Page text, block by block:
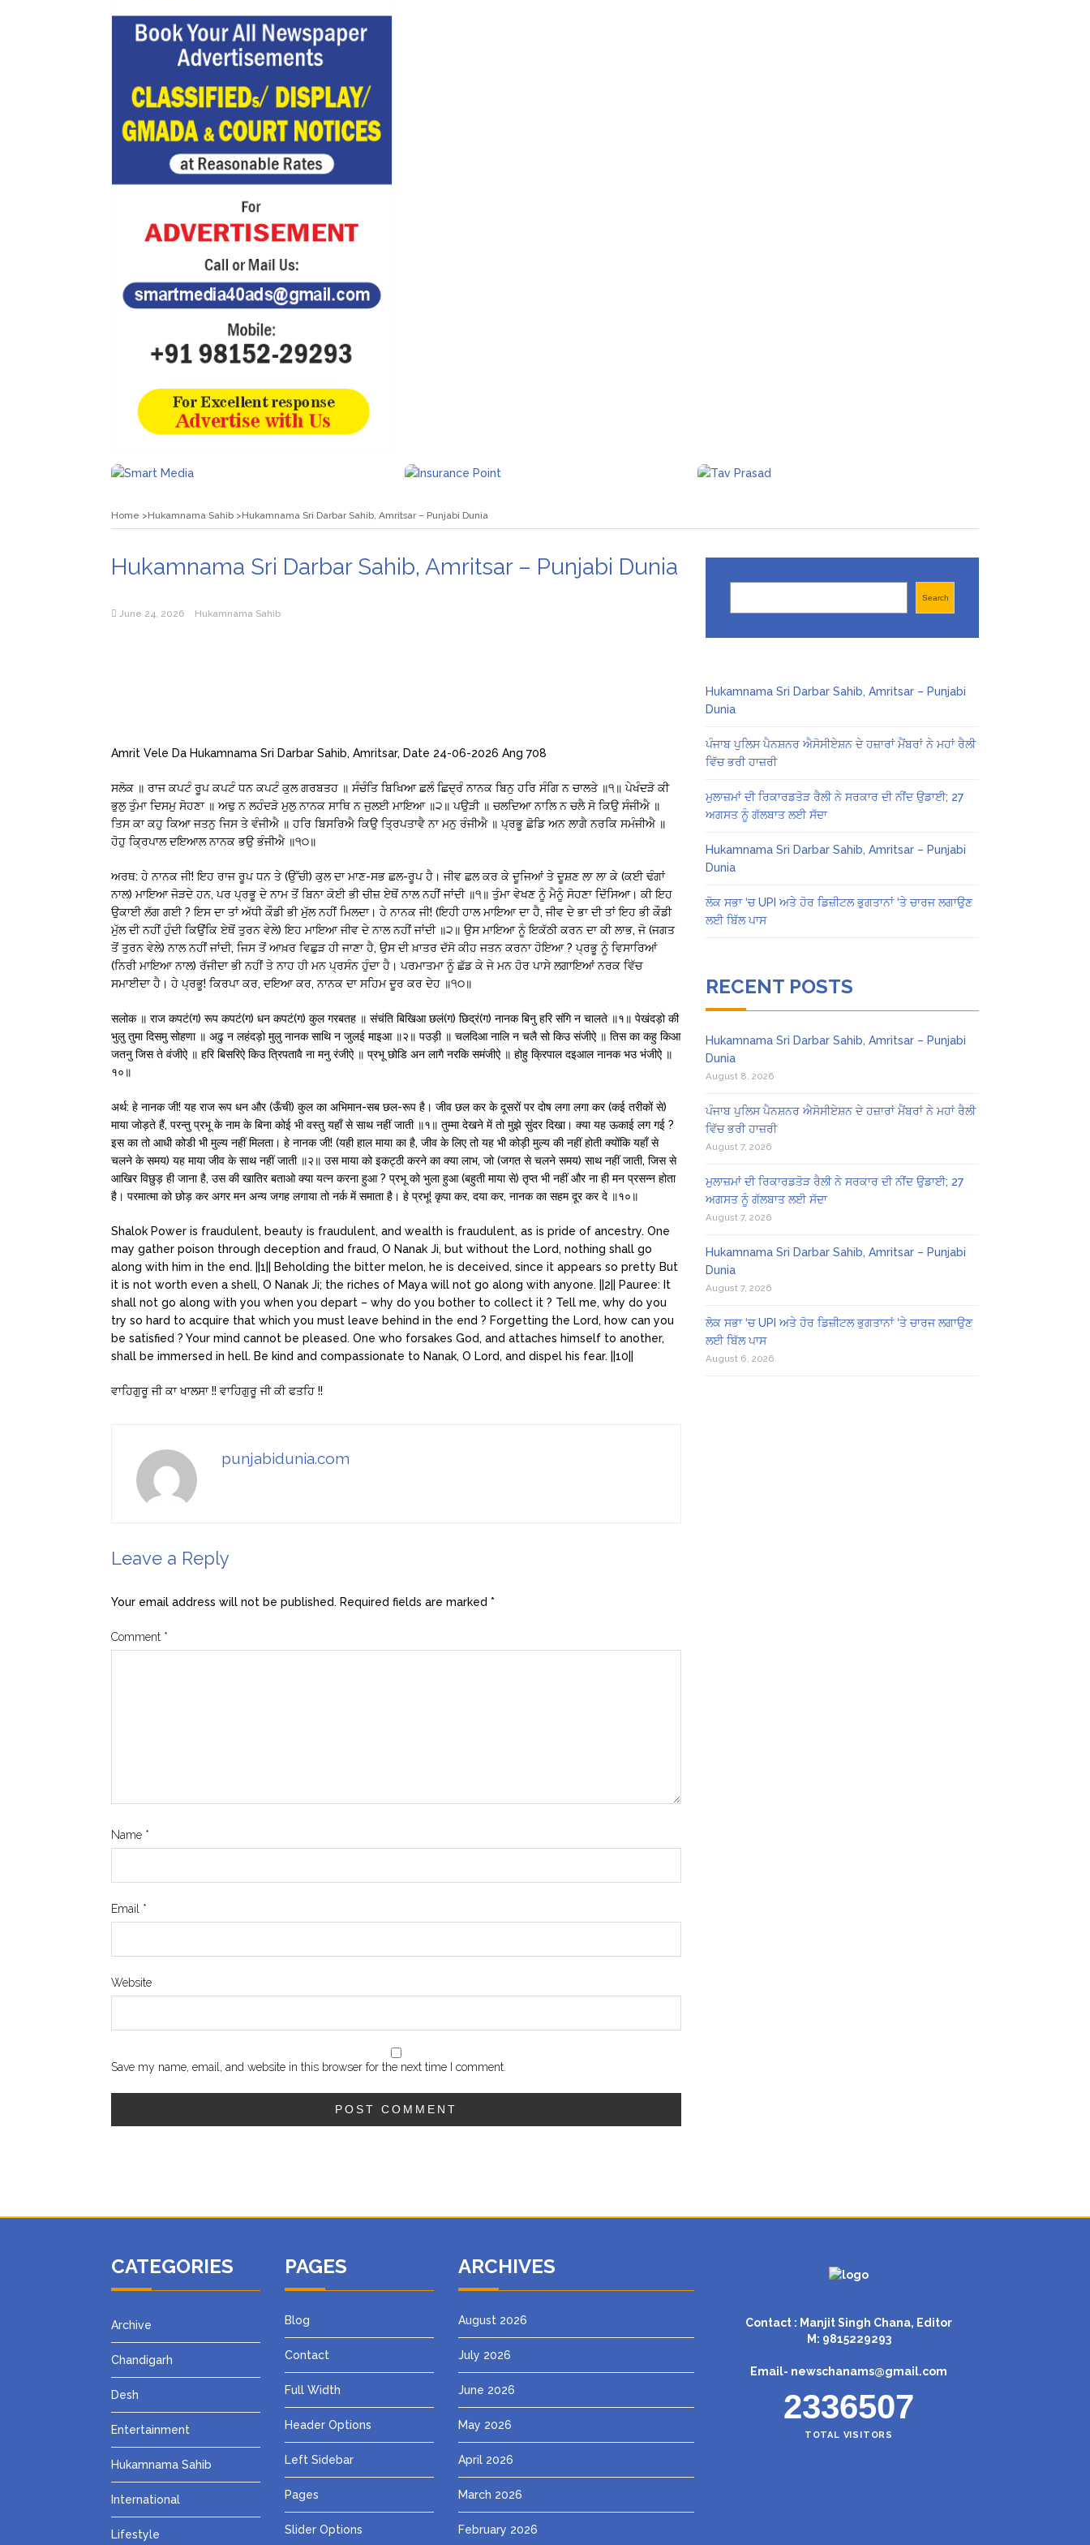
Home Hukamnama Sahib Hukamnama Sri Darbar Sahib, Amritsar – Punjabi Dunia
Hukamnama Sri Darbar Sahib, Amritsar – Punjabi Dunia
June 24, 2026 Hukamnama Sahib
Amrit Vele Da Hukamnama Sri Darbar Sahib, Amritsar, Date 24-06-2026 Ang 708
ਸਲੋਕ ॥ ਰਾਜ ਕਪਟੰ ਰੂਪ ਕਪਟੰ ਧਨ ਕਪਟੰ ਕੁਲ ਗਰਬਤਹ ॥ ਸੰਚੰਤਿ ਬਿਖਿਆ ਛਲੰ ਛਿਦ੍ਰੰ ਨਾਨਕ ਬਿਨੁ ਹਰਿ ਸੰਗਿ ਨ ਚਾਲਤੇ ॥੧॥ ਪੇਖੰਦੜੋ ਕੀ
ਭੁਲੁ ਤੁੰਮਾ ਦਿਸਮੁ ਸੋਹਣਾ ॥ ਅਢੁ ਨ ਲਹੰਦੜੋ ਮੁਲੁ ਨਾਨਕ ਸਾਥਿ ਨ ਜੁਲਈ ਮਾਇਆ ॥੨॥ ਪਉੜੀ ॥ ਚਲਦਿਆ ਨਾਲਿ ਨ ਚਲੈ ਸੋ ਕਿਉ ਸੰਜੀਐ ॥
ਤਿਸ ਕਾ ਕਹੁ ਕਿਆ ਜਤਨੁ ਜਿਸ ਤੇ ਵੰਜੀਐ ॥ ਹਰਿ ਬਿਸਰਿਐ ਕਿਉ ਤ੍ਰਿਪਤਾਵੈ ਨਾ ਮਨੁ ਰੰਜੀਐ ॥ ਪ੍ਰਭੂ ਛੋਡਿ ਅਨ ਲਾਗੈ ਨਰਕਿ ਸਮੰਜੀਐ ॥
ਹੋਹੁ ਕ੍ਰਿਪਾਲ ਦਇਆਲ ਨਾਨਕ ਭਉ ਭੰਜੀਐ ॥੧੦॥
ਅਰਥ: ਹੇ ਨਾਨਕ ਜੀ! ਇਹ ਰਾਜ ਰੂਪ ਧਨ ਤੇ (ਉੱਚੀ) ਕੁਲ ਦਾ ਮਾਣ-ਸਭ ਛਲ-ਰੂਪ ਹੈ। ਜੀਵ ਛਲ ਕਰ ਕੇ ਦੂਜਿਆਂ ਤੇ ਦੂਸ਼ਣ ਲਾ ਲਾ ਕੇ (ਕਈ ਢੰਗਾਂ
ਨਾਲ) ਮਾਇਆ ਜੋੜਦੇ ਹਨ, ਪਰ ਪ੍ਰਭੂ ਦੇ ਨਾਮ ਤੋਂ ਬਿਨਾ ਕੋਈ ਭੀ ਚੀਜ਼ ਏਥੋਂ ਨਾਲ ਨਹੀਂ ਜਾਂਦੀ ॥੧॥ ਤੁੰਮਾ ਵੇਖਣ ਨੂੰ ਮੈਨੂੰ ਸੋਹਣਾ ਦਿੱਸਿਆ। ਕੀ ਇਹ
ਉਕਾਈ ਲੱਗ ਗਈ ? ਇਸ ਦਾ ਤਾਂ ਅੱਧੀ ਕੌਡੀ ਭੀ ਮੁੱਲ ਨਹੀਂ ਮਿਲਦਾ। ਹੇ ਨਾਨਕ ਜੀ! (ਇਹੀ ਹਾਲ ਮਾਇਆ ਦਾ ਹੈ, ਜੀਵ ਦੇ ਭਾ ਦੀ ਤਾਂ ਇਹ ਭੀ ਕੌਡੀ
ਮੁੱਲ ਦੀ ਨਹੀਂ ਹੁੰਦੀ ਕਿਉਂਕਿ ਏਥੋਂ ਤੁਰਨ ਵੇਲੇ) ਇਹ ਮਾਇਆ ਜੀਵ ਦੇ ਨਾਲ ਨਹੀਂ ਜਾਂਦੀ ॥੨॥ ਉਸ ਮਾਇਆ ਨੂੰ ਇਕੱਠੀ ਕਰਨ ਦਾ ਕੀ ਲਾਭ, ਜੋ (ਜਗਤ
ਤੋਂ ਤੁਰਨ ਵੇਲੇ) ਨਾਲ ਨਹੀਂ ਜਾਂਦੀ, ਜਿਸ ਤੋਂ ਆਖ਼ਰ ਵਿਛੁੜ ਹੀ ਜਾਣਾ ਹੈ, ਉਸ ਦੀ ਖ਼ਾਤਰ ਦੱਸੋ ਕੀਹ ਜਤਨ ਕਰਨਾ ਹੋਇਆ ? ਪ੍ਰਭੂ ਨੂੰ ਵਿਸਾਰਿਆਂ
(ਨਿਰੀ ਮਾਇਆ ਨਾਲ) ਰੱਜੀਦਾ ਭੀ ਨਹੀਂ ਤੇ ਨਾਹ ਹੀ ਮਨ ਪ੍ਰਸੰਨ ਹੁੰਦਾ ਹੈ। ਪਰਮਾਤਮਾ ਨੂੰ ਛੱਡ ਕੇ ਜੇ ਮਨ ਹੋਰ ਪਾਸੇ ਲਗਾਇਆਂ ਨਰਕ ਵਿੱਚ
ਸਮਾਈਦਾ ਹੈ। ਹੇ ਪ੍ਰਭੂ! ਕਿਰਪਾ ਕਰ, ਦਇਆ ਕਰ, ਨਾਨਕ ਦਾ ਸਹਿਮ ਦੂਰ ਕਰ ਦੇਹ ॥੧੦॥
सलोक ॥ राज कपटं(ग) रूप कपटं(ग) धन कपटं(ग) कुल गरबतह ॥ संचंति बिखिआ छलं(ग) छिद्रं(ग) नानक बिनु हरि संगि न चालते ॥१॥ पेखंदड़ो की
भुलु तुमा दिसमु सोहणा ॥ अढु न लहंदड़ो मुलु नानक साथि न जुलई माइआ ॥२॥ पउड़ी ॥ चलदिआ नालि न चलै सो किउ संजीऐ ॥ तिस का कहु किआ
जतनु जिस ते वंजीऐ ॥ हरि बिसरिऐ किउ त्रिपतावै ना मनु रंजीऐ ॥ प्रभू छोडि अन लागै नरकि समंजीऐ ॥ होहु क्रिपाल दइआल नानक भउ भंजीऐ ॥
१०॥
अर्थ: हे नानक जी! यह राज रूप धन और (ऊँची) कुल का अभिमान-सब छल-रूप है। जीव छल कर के दूसरों पर दोष लगा लगा कर (कई तरीकों से)
माया जोड़ते हैं, परन्तु प्रभू के नाम के बिना कोई भी वस्तु यहाँ से साथ नहीं जाती ॥१॥ तुम्मा देखने में तो मुझे सुंदर दिखा। क्या यह ऊकाई लग गई ?
इस का तो आधी कोडी भी मुल्य नहीं मिलता। हे नानक जी! (यही हाल माया का है, जीव के लिए तो यह भी कोड़ी मुल्य की नहीं होती क्योंकि यहाँ से
चलने के समय) यह माया जीव के साथ नहीं जाती ॥२॥ उस माया को इकट्ठी करने का क्या लाभ, जो (जगत से चलने समय) साथ नहीं जाती, जिस से
आखिर विछुड़ ही जाना है, उस की खातिर बताओ क्या यत्न करना हुआ ? प्रभू को भुला हुआ (बहुती माया से) तृप्त भी नहीं और ना ही मन प्रसन्न होता
है। परमात्मा को छोड़ कर अगर मन अन्य जगह लगाया तो नर्क में समाता है। हे प्रभू! कृपा कर, दया कर, नानक का सहम दूर कर दे ॥१०॥
Shalok Power is fraudulent, beauty is fraudulent, and wealth is fraudulent, as is pride of ancestry. One
may gather poison through deception and fraud, O Nanak Ji, but without the Lord, nothing shall go
along with him in the end. ||1|| Beholding the bitter melon, he is deceived, since it appears so pretty But
it is not worth even a shell, O Nanak Ji; the riches of Maya will not go along with anyone. ||2|| Pauree: It
shall not go along with you when you depart – why do you bother to collect it ? Tell me, why do you
try so hard to acquire that which you must leave behind in the end ? Forgetting the Lord, how can you
be satisfied ? Your mind cannot be pleased. One who forsakes God, and attaches himself to another,
shall be immersed in hell. Be kind and compassionate to Nanak, O Lord, and dispel his fear. ||10||
ਵਾਹਿਗੁਰੂ ਜੀ ਕਾ ਖਾਲਸਾ !! ਵਾਹਿਗੁਰੂ ਜੀ ਕੀ ਫਤਹਿ !!
punjabidunia.com
Leave a Reply
Your email address will not be published. Required fields are marked *
Comment *
Name *
Email *
Website
Save my name, email, and website in this browser for the next time I comment.
Search
Hukamnama Sri Darbar Sahib, Amritsar – Punjabi
Dunia
ਪੰਜਾਬ ਪੁਲਿਸ ਪੈਨਸ਼ਨਰ ਐਸੋਸੀਏਸ਼ਨ ਦੇ ਹਜ਼ਾਰਾਂ ਮੈਂਬਰਾਂ ਨੇ ਮਹਾਂ ਰੈਲੀ
ਵਿੱਚ ਭਰੀ ਹਾਜ਼ਰੀ
ਮੁਲਾਜ਼ਮਾਂ ਦੀ ਰਿਕਾਰਡਤੋੜ ਰੈਲੀ ਨੇ ਸਰਕਾਰ ਦੀ ਨੀਂਦ ਉਡਾਈ; 27
ਅਗਸਤ ਨੂੰ ਗੱਲਬਾਤ ਲਈ ਸੱਦਾ
Hukamnama Sri Darbar Sahib, Amritsar – Punjabi
Dunia
ਲੋਕ ਸਭਾ ‘ਚ UPI ਅਤੇ ਹੋਰ ਡਿਜ਼ੀਟਲ ਭੁਗਤਾਨਾਂ ‘ਤੇ ਚਾਰਜ ਲਗਾਉਣ
ਲਈ ਬਿੱਲ ਪਾਸ
RECENT POSTS
Hukamnama Sri Darbar Sahib, Amritsar – Punjabi
Dunia
August 8, 2026
ਪੰਜਾਬ ਪੁਲਿਸ ਪੈਨਸ਼ਨਰ ਐਸੋਸੀਏਸ਼ਨ ਦੇ ਹਜ਼ਾਰਾਂ ਮੈਂਬਰਾਂ ਨੇ ਮਹਾਂ ਰੈਲੀ
ਵਿੱਚ ਭਰੀ ਹਾਜ਼ਰੀ
August 7, 2026
ਮੁਲਾਜ਼ਮਾਂ ਦੀ ਰਿਕਾਰਡਤੋੜ ਰੈਲੀ ਨੇ ਸਰਕਾਰ ਦੀ ਨੀਂਦ ਉਡਾਈ; 27
ਅਗਸਤ ਨੂੰ ਗੱਲਬਾਤ ਲਈ ਸੱਦਾ
August 7, 2026
Hukamnama Sri Darbar Sahib, Amritsar – Punjabi
Dunia
August 7, 2026
ਲੋਕ ਸਭਾ ‘ਚ UPI ਅਤੇ ਹੋਰ ਡਿਜ਼ੀਟਲ ਭੁਗਤਾਨਾਂ ‘ਤੇ ਚਾਰਜ ਲਗਾਉਣ
ਲਈ ਬਿੱਲ ਪਾਸ
August 6, 2026
CATEGORIES
Archive
Chandigarh
Desh
Entertainment
Hukamnama Sahib
International
Lifestyle
PAGES
Blog
Contact
Full Width
Header Options
Left Sidebar
Pages
Slider Options
ARCHIVES
August 2026
July 2026
June 2026
May 2026
April 2026
March 2026
February 2026
Contact : Manjit Singh Chana, Editor
M: 9815229293
Email- newschanams@gmail.com
2336507
TOTAL VISITORS